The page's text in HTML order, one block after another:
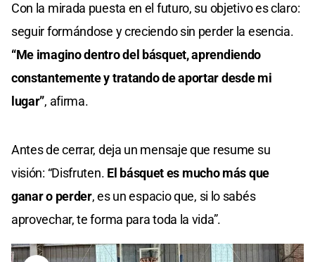
Con la mirada puesta en el futuro, su objetivo es claro:
seguir formándose y creciendo sin perder la esencia.
“Me imagino dentro del básquet, aprendiendo
constantemente y tratando de aportar desde mi
lugar”, afirma.
Antes de cerrar, deja un mensaje que resume su
visión: “Disfruten. El básquet es mucho más que
ganar o perder, es un espacio que, si lo sabés
aprovechar, te forma para toda la vida”.